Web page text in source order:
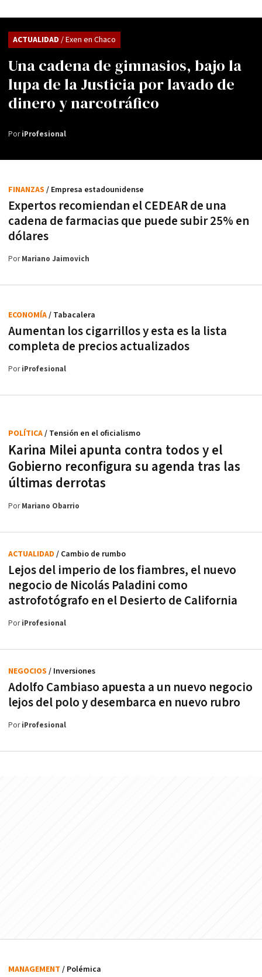
Una cadena de gimnasios, bajo la
lupa de la Justicia por lavado de
dinero y narcotráfico
ACTUALIDAD / Exen en Chaco
PoriProfesional
Expertos recomiendan el CEDEAR de una
cadena de farmacias que puede subir 25% en
dólares
FINANZAS / Empresa estadounidense
PorMariano Jaimovich
Aumentan los cigarrillos y esta es la lista
completa de precios actualizados
ECONOMÍA/ Tabacalera
PoriProfesional
Karina Milei apunta contra todos y el
Gobierno reconfigura su agenda tras las
últimas derrotas
POLÍTICA/ Tensión en el oficialismo
PorMariano Obarrio
Lejos del imperio de los fiambres, el nuevo
negocio de Nicolás Paladini como
astrofotógrafo en el Desierto de California
ACTUALIDAD / Cambio de rumbo
PoriProfesional
Adolfo Cambiaso apuesta a un nuevo negocio
lejos del polo y desembarca en nuevo rubro
NEGOCIOS / Inversiones
PoriProfesional
MANAGEMENT / Polémica